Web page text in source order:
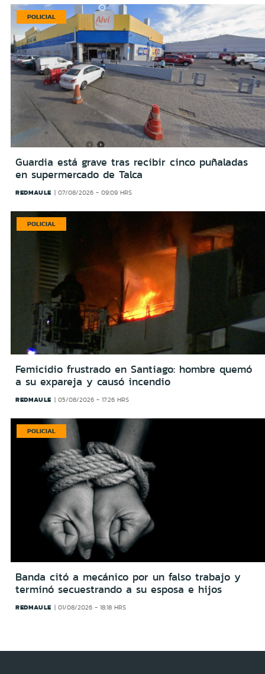
POLICIAL
Guardia está grave tras recibir cinco puñaladas
en supermercado de Talca
REDMAULE 07/08/2026 - 09:09 HRS
POLICIAL
Femicidio frustrado en Santiago: hombre quemó
a su expareja y causó incendio
REDMAULE 05/08/2026 - 17:26 HRS
POLICIAL
Banda citó a mecánico por un falso trabajo y
terminó secuestrando a su esposa e hijos
REDMAULE 01/08/2026 - 18:18 HRS